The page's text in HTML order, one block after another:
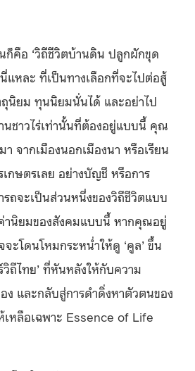
ก็คือ ‘วิถีชีวิตบ้านดิน ปลูกผักขุด
แหละ ที่เป็นทางเลือกที่จะไปต่อสู้
นิยม ทุนนิยมนั่นได้ และอย่าไป
นชาวไร่เท่านั้นที่ต้องอยู่แบบนี้ คุณ
จากเมืองนอกเมืองนา หรือเรียน
กษตรเลย อย่างบัญชี หรือการ
ถจะเป็นส่วนหนึ่งของวิถีชีวิตแบบ
านิยมของสังคมแบบนี้ หากคุณอยู่
จะโดนโหมกระหน่ำให้ดู ‘คูล’ ขึ้น
วิถีไทย’ ที่หันหลังให้กับความ
อง และกลับสู่การดำดิ่งหาตัวตนของ
หลือเฉพาะ Essence of Life